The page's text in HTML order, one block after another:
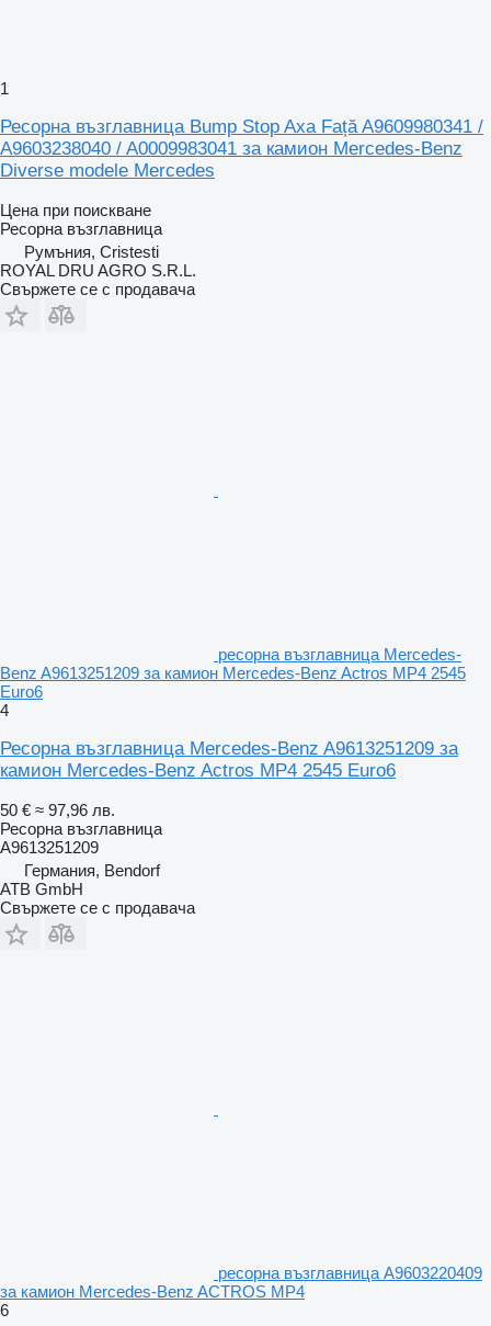
1
Ресорна възглавница Bump Stop Axa Față A9609980341 /
A9603238040 / A0009983041 за камион Mercedes-Benz
Diverse modele Mercedes
Цена при поискване
Ресорна възглавница
Румъния, Cristesti
ROYAL DRU AGRO S.R.L.
Свържете се с продавача
ресорна възглавница Mercedes-
Benz A9613251209 за камион Mercedes-Benz Actros MP4 2545
Euro6
4
Ресорна възглавница Mercedes-Benz A9613251209 за
камион Mercedes-Benz Actros MP4 2545 Euro6
50 € ≈ 97,96 лв.
Ресорна възглавница
A9613251209
Германия, Bendorf
ATB GmbH
Свържете се с продавача
ресорна възглавница A9603220409
за камион Mercedes-Benz ACTROS MP4
6